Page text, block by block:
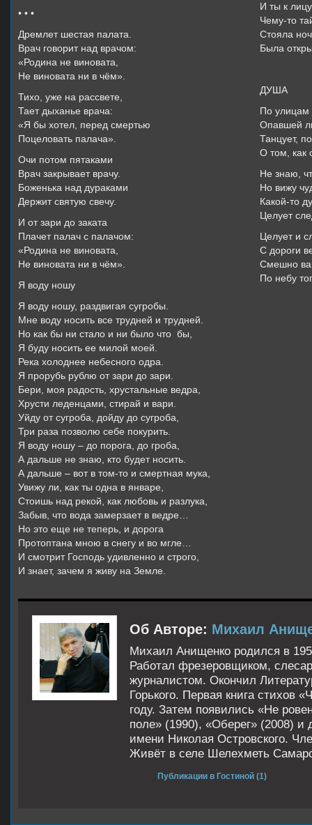
• • •
Дремлет шестая палата.
Врач говорит над врачом:
«Родина не виновата,
Не виновата ни в чём».
Тихо, уже на рассвете,
Тает дыханье врача:
«Я бы хотел, перед смертью
Поцеловать палача».
Очи потом пятаками
Врач закрывает врачу.
Боженька над дураками
Держит святую свечу.
И от зари до заката
Плачет палач с палачом:
«Родина не виновата,
Не виновата ни в чём».
Я воду ношу
Я воду ношу, раздвигая сугробы.
Мне воду носить все трудней и трудней.
Но как бы ни стало и ни было что бы,
Я буду носить ее милой моей.
Река холоднее небесного одра.
Я прорубь рублю от зари до зари.
Бери, моя радость, хрустальные ведра,
Хрусти леденцами, стирай и вари.
Уйду от сугроба, дойду до сугроба,
Три раза позволю себе покурить.
Я воду ношу – до порога, до гроба,
А дальше не знаю, кто будет носить.
А дальше – вот в том-то и смертная мука,
Увижу ли, как ты одна в январе,
Стоишь над рекой, как любовь и разлука,
Забыв, что вода замерзает в ведре…
Но это еще не теперь, и дорога
Протоптана мною в снегу и во мгле…
И смотрит Господь удивленно и строго,
И знает, зачем я живу на Земле.
И ты к
Чему-то
Стояла
Была
ДУША
По улицам
Опавшей
Танцует,
О том, как
Не знаю,
Но вижу
Какой-то
Целует
Целует и
С дороги
Смешно
По небу
Об Авторе: Михаил
Михаил Анищенко родился в
Работал фрезеровщиком,
журналистом. Окончил
Горького. Первая книга стихов
году. Затем появились «Не
поле» (1990), «Оберег» (2008) и
имени Николая Островского.
Живёт в селе Шелехметь
Публикации в Гостиной (1)